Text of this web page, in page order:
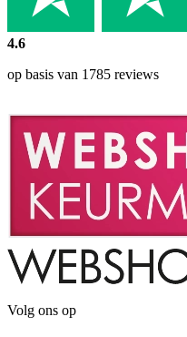
4.6
op basis van 1785 reviews
Volg ons op